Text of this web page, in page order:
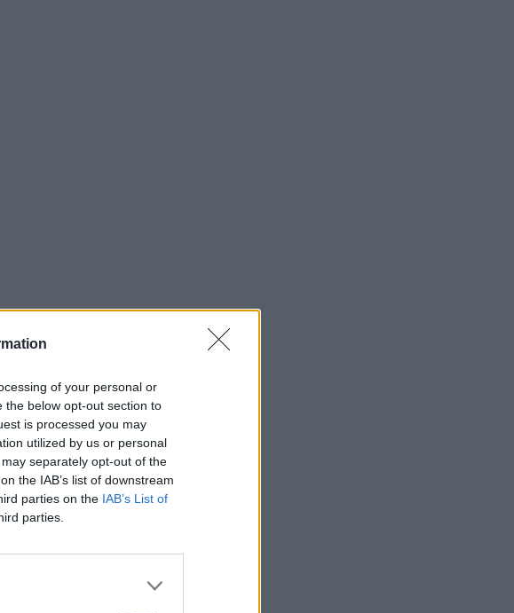
of your personal or
the below opt-out section to
is processed you may
utilized by us or personal
separately opt-out of the
the IAB’s list of downstream
parties on the IAB’s List of
parties.